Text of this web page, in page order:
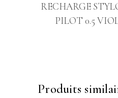
RECHARGE
PILOT 0.5
Produits